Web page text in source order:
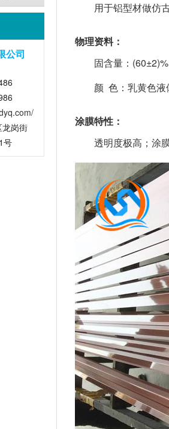
公司
岗街
号
用于铝型材做仿
物理资料：
固含量：(60±2)%
颜 色：乳黄色液
涂膜特性：
透明度极高；涂